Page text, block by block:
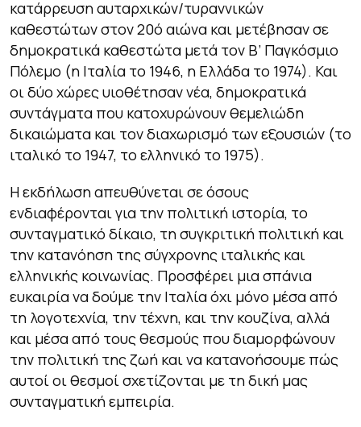
κατάρρευση αυταρχικών/τυραννικών
καθεστώτων στον 20ό αιώνα και μετέβησαν σε
δημοκρατικά καθεστώτα μετά τον Β’ Παγκόσμιο
Πόλεμο (η Ιταλία το 1946, η Ελλάδα το 1974). Και
οι δύο χώρες υιοθέτησαν νέα, δημοκρατικά
συντάγματα που κατοχυρώνουν θεμελιώδη
δικαιώματα και τον διαχωρισμό των εξουσιών (το
ιταλικό το 1947, το ελληνικό το 1975).
Η εκδήλωση απευθύνεται σε όσους
ενδιαφέρονται για την πολιτική ιστορία, το
συνταγματικό δίκαιο, τη συγκριτική πολιτική και
την κατανόηση της σύγχρονης ιταλικής και
ελληνικής κοινωνίας. Προσφέρει μια σπάνια
ευκαιρία να δούμε την Ιταλία όχι μόνο μέσα από
τη λογοτεχνία, την τέχνη, και την κουζίνα, αλλά
και μέσα από τους θεσμούς που διαμορφώνουν
την πολιτική της ζωή και να κατανοήσουμε πώς
αυτοί οι θεσμοί σχετίζονται με τη δική μας
συνταγματική εμπειρία.